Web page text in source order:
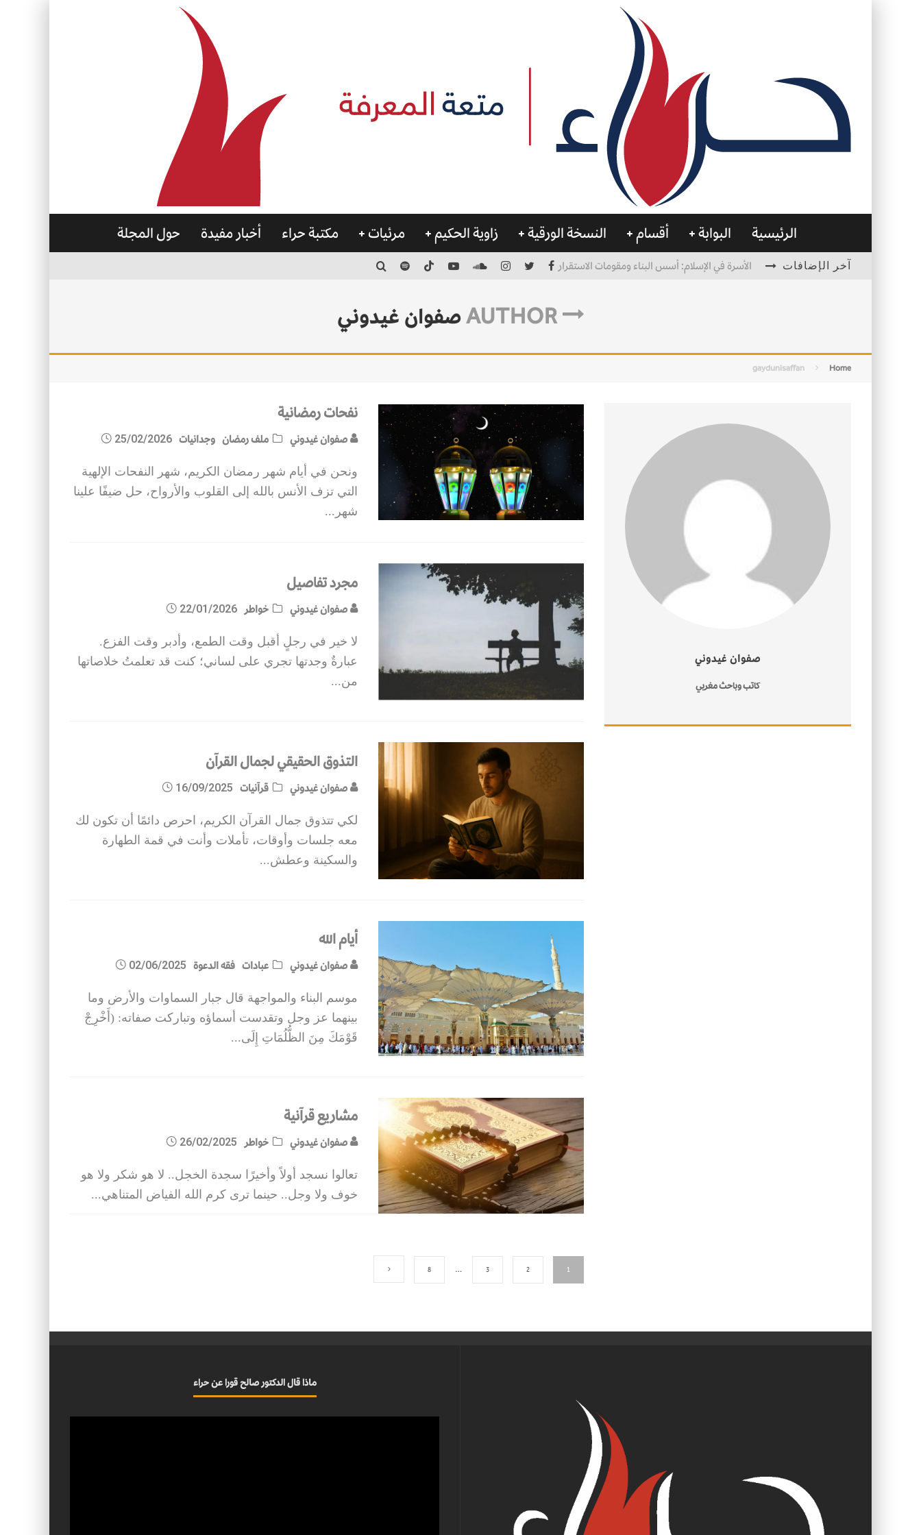
الرئيسية البوابة أقسام النسخة الورقية زاوية الحكيم مرئيات مكتبة حراء أخبار مفيدة حول المجلة
آخر الإضافات الأسرة في الإسلام: أسس البناء ومقومات الاستقرار
AUTHORصفوان غيدوني
Home
gaydunisaffan
صفوان غيدوني
كاتب وباحث مغربي
نفحات رمضانية
صفوان غيدوني ملف رمضان وجدانيات 25/02/2026
ونحن في أيام شهر رمضان الكريم، شهر النفحات الإلهية
التي تزف الأنس بالله إلى القلوب والأرواح، حل ضيفًا علينا
شهر ...
مجرد تفاصيل
صفوان غيدوني خواطر 22/01/2026
لا خير في رجلٍ أقبل وقت الطمع، وأدبر وقت الفزع.
عبارةٌ وجدتها تجري على لساني؛ كنت قد تعلمتُ خلاصاتها
من...
التذوق الحقيقي لجمال القرآن
صفوان غيدوني قرآنيات 16/09/2025
لكي تتذوق جمال القرآن الكريم، احرص دائمًا أن تكون لك
معه جلسات وأوقات، تأملات وأنت في قمة الطهارة
والسكينة وعطش...
أيام الله
صفوان غيدوني عبادات فقه الدعوة 02/06/2025
موسم البناء والمواجهة قال جبار السماوات والأرض وما
بينهما عز وجل وتقدست أسماؤه وتباركت صفاته: (أَخْرِجْ
قَوْمَكَ مِنَ الظُّلُمَاتِ إِلَى...
مشاريع قرآنية
صفوان غيدوني خواطر 26/02/2025
تعالوا نسجد أولاً وأخيرًا سجدة الخجل.. لا هو شكر ولا هو
خوف ولا وجل.. حينما ترى كرم الله الفياض المتناهي...
1
2
3
…
8
ماذا قال الدكتور صالح قورا عن حراء